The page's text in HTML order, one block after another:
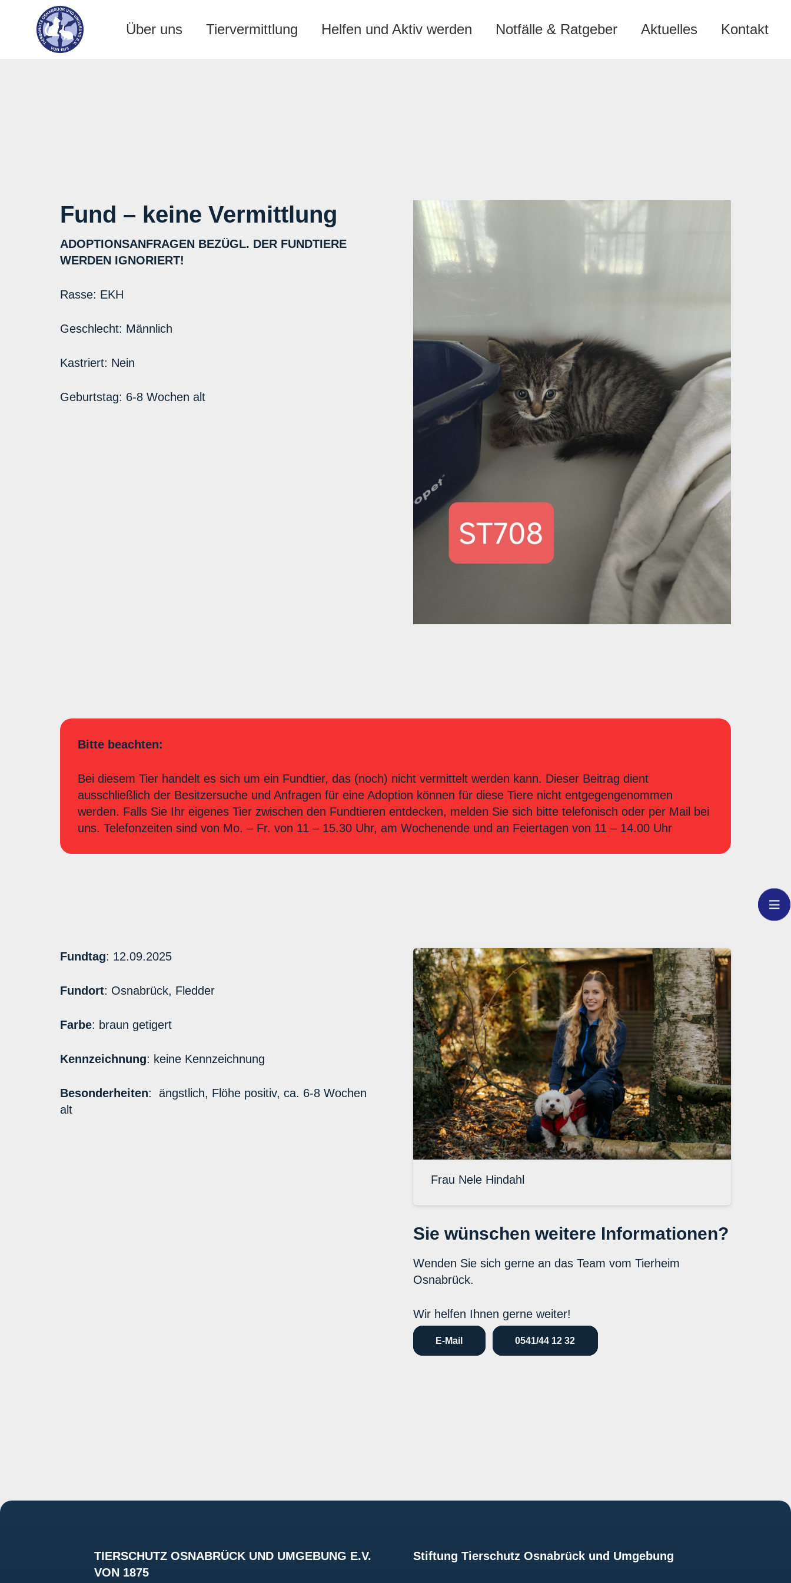
Über uns Tiervermittlung Helfen und Aktiv werden Notfälle & Ratgeber Aktuelles Kontakt
Fund – keine Vermittlung
ADOPTIONSANFRAGEN BEZÜGL. DER FUNDTIERE
WERDEN IGNORIERT!
Rasse: EKH
Geschlecht: Männlich
Kastriert: Nein
Geburtstag: 6-8 Wochen alt
Bitte beachten:
Bei diesem Tier handelt es sich um ein Fundtier, das (noch) nicht vermittelt werden kann. Dieser Beitrag dient
ausschließlich der Besitzersuche und Anfragen für eine Adoption können für diese Tiere nicht entgegengenommen
werden. Falls Sie Ihr eigenes Tier zwischen den Fundtieren entdecken, melden Sie sich bitte telefonisch oder per Mail bei
uns. Telefonzeiten sind von Mo. – Fr. von 11 – 15.30 Uhr, am Wochenende und an Feiertagen von 11 – 14.00 Uhr
Fundtag: 12.09.2025
Fundort: Osnabrück, Fledder
Farbe: braun getigert
Kennzeichnung: keine Kennzeichnung
Besonderheiten: ängstlich, Flöhe positiv, ca. 6-8 Wochen
alt
Frau Nele Hindahl
Sie wünschen weitere Informationen?
Wenden Sie sich gerne an das Team vom Tierheim
Osnabrück.
Wir helfen Ihnen gerne weiter!
E-Mail 0541/44 12 32
TIERSCHUTZ OSNABRÜCK UND UMGEBUNG E.V.
VON 1875
Stiftung Tierschutz Osnabrück und Umgebung